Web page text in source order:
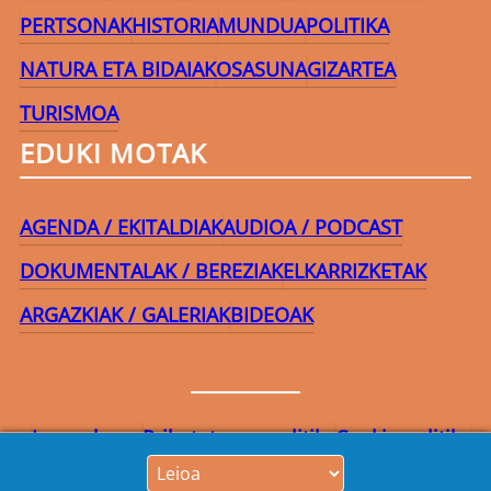
PERTSONAKHISTORIAMUNDUAPOLITIKA
NATURA ETA BIDAIAKOSASUNAGIZARTEA
TURISMOA
EDUKI MOTAK
AGENDA / EKITALDIAKAUDIOA / PODCAST
DOKUMENTALAK / BEREZIAKELKARRIZKETAK
ARGAZKIAK / GALERIAKBIDEOAK
Lege-oharraPribatutasun-politikaCookie politika